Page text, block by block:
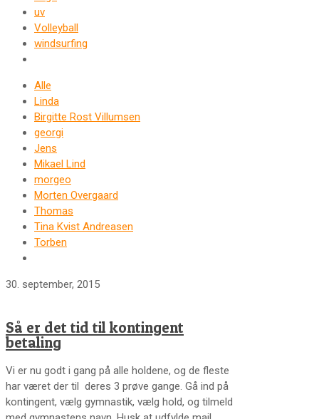
uv
Volleyball
windsurfing
Alle
Linda
Birgitte Rost Villumsen
georgi
Jens
Mikael Lind
morgeo
Morten Overgaard
Thomas
Tina Kvist Andreasen
Torben
30. september, 2015
Så er det tid til kontingent
betaling
Vi er nu godt i gang på alle holdene, og de fleste
har været der til deres 3 prøve gange. Gå ind på
kontingent, vælg gymnastik, vælg hold, og tilmeld